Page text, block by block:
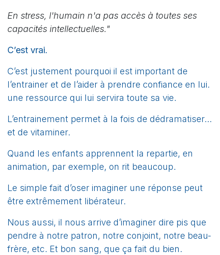
En stress, l'humain n'a pas accès à toutes ses
capacités intellectuelles."
C’est vrai.
C’est justement pourquoi il est important de
l’entrainer et de l’aider à prendre confiance en lui.
une ressource qui lui servira toute sa vie.
L’entrainement permet à la fois de dédramatiser…
et de vitaminer.
Quand les enfants apprennent la repartie, en
animation, par exemple, on rit beaucoup.
Le simple fait d’oser imaginer une réponse peut
être extrêmement libérateur.
Nous aussi, il nous arrive d’imaginer dire pis que
pendre à notre patron, notre conjoint, notre beau-
frère, etc. Et bon sang, que ça fait du bien.